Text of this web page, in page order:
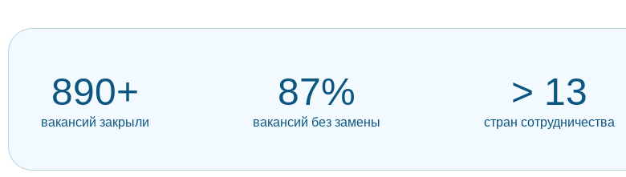
890+
вакансий закрыли
87%
вакансий без замены
> 13
стран сотрудничества